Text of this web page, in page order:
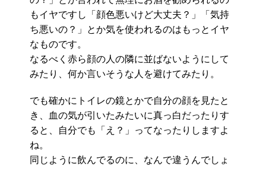
もイヤですし「顔色悪いけど大丈夫？」「気持
ち悪いの？」とか気を使われるのはもっとイヤ
なものです。
なるべく赤ら顔の人の隣に並ばないようにして
みたり、何か言いそうな人を避けてみたり。
でも確かにトイレの鏡とかで自分の顔を見たと
き、血の気が引いたみたいに真っ白だったりす
ると、自分でも「え？」ってなったりしますよ
ね。
同じように飲んでるのに、なんで違うんでしょ